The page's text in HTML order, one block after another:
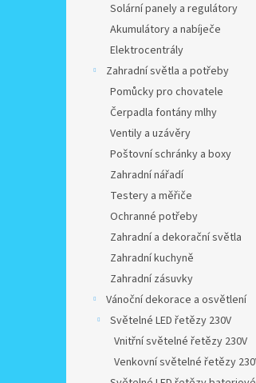
Solární panely a regulátory
Akumulátory a nabíječe
Elektrocentrály
Zahradní světla a potřeby
Pomůcky pro chovatele
Čerpadla fontány mlhy
Ventily a uzávěry
Poštovní schránky a boxy
Zahradní nářadí
Testery a měřiče
Ochranné potřeby
Zahradní a dekorační světla
Zahradní kuchyně
Zahradní zásuvky
Vánoční dekorace a osvětlení
Světelné LED řetězy 230V
Vnitřní světelné řetězy 230V
Venkovní světelné řetězy